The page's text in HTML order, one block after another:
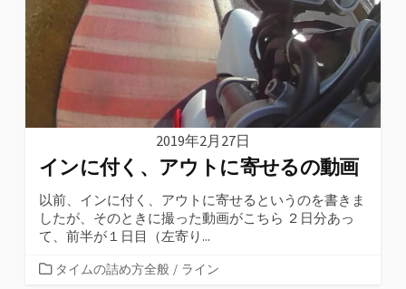
2019年2月27日
インに付く、アウトに寄せるの動画
以前、インに付く、アウトに寄せるというのを書きま
したが、そのときに撮った動画がこちら ２日分あっ
て、前半が１日目（左寄り...
カタイムの詰め方全般 / ライン